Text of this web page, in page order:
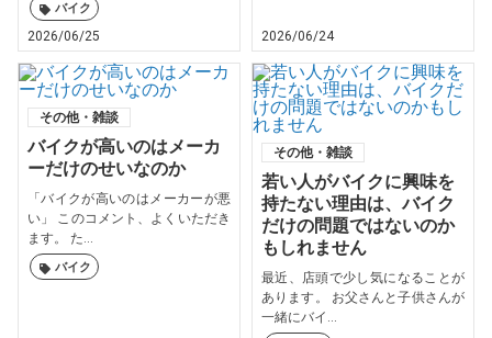
バイク
2026/06/25 2026/06/24
その他・雑談
バイクが高いのはメーカ
ーだけのせいなのか
「バイクが高いのはメーカーが悪
い」 このコメント、よくいただき
ます。 た...
バイク
その他・雑談
若い人がバイクに興味を
持たない理由は、バイク
だけの問題ではないのか
もしれません
最近、店頭で少し気になることが
あります。 お父さんと子供さんが
一緒にバイ...